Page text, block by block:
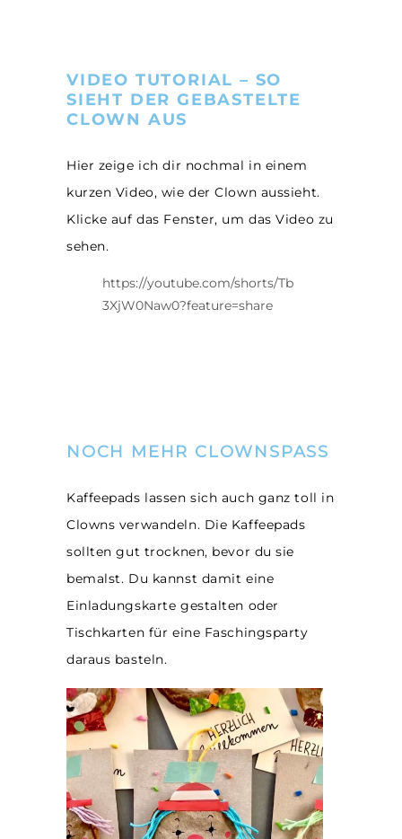
VIDEO TUTORIAL – SO
SIEHT DER GEBASTELTE
CLOWN AUS
Hier zeige ich dir nochmal in einem
kurzen Video, wie der Clown aussieht.
Klicke auf das Fenster, um das Video zu
sehen.
https://youtube.com/shorts/Tb
3XjW0Naw0?feature=share
NOCH MEHR CLOWNSPASS
Kaffeepads lassen sich auch ganz toll in
Clowns verwandeln. Die Kaffeepads
sollten gut trocknen, bevor du sie
bemalst. Du kannst damit eine
Einladungskarte gestalten oder
Tischkarten für eine Faschingsparty
daraus basteln.